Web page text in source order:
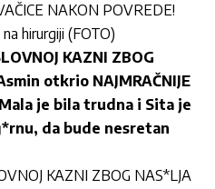
NAKON POVREDE!
hirurgiji (FOTO)
KAZNI ZBOG
otkrio NAJMRAČNIJE
je bila trudna i Sita je
da bude nesretan
KAZNI ZBOG NAS*LJA